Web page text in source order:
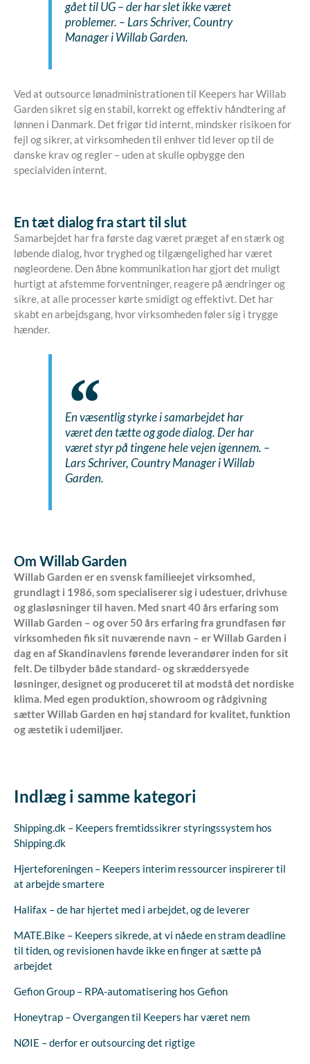
Indlæg i samme kategori
Shipping.dk – Keepers fremtidssikrer styringssystem hos
Shipping.dk
Hjerteforeningen – Keepers interim ressourcer inspirerer til
at arbejde smartere
Halifax – de har hjertet med i arbejdet, og de leverer
MATE.Bike – Keepers sikrede, at vi nåede en stram deadline
til tiden, og revisionen havde ikke en finger at sætte på
arbejdet
Gefion Group – RPA-automatisering hos Gefion
Honeytrap – Overgangen til Keepers har været nem
NØIE – derfor er outsourcing det rigtige
gået til UG – der har slet ikke været
problemer. – Lars Schriver, Country
Manager i Willab Garden.
Ved at outsource lønadministrationen til Keepers har Willab
Garden sikret sig en stabil, korrekt og effektiv håndtering af
lønnen i Danmark. Det frigør tid internt, mindsker risikoen for
fejl og sikrer, at virksomheden til enhver tid lever op til de
danske krav og regler – uden at skulle opbygge den
specialviden internt.
En tæt dialog fra start til slut
Samarbejdet har fra første dag været præget af en stærk og
løbende dialog, hvor tryghed og tilgængelighed har været
nøgleordene. Den åbne kommunikation har gjort det muligt
hurtigt at afstemme forventninger, reagere på ændringer og
sikre, at alle processer kørte smidigt og effektivt. Det har
skabt en arbejdsgang, hvor virksomheden føler sig i trygge
hænder.
En væsentlig styrke i samarbejdet har
været den tætte og gode dialog. Der har
været styr på tingene hele vejen igennem. –
Lars Schriver, Country Manager i Willab
Garden.
Om Willab Garden
Willab Garden er en svensk familieejet virksomhed,
grundlagt i 1986, som specialiserer sig i udestuer, drivhuse
og glasløsninger til haven. Med snart 40 års erfaring som
Willab Garden – og over 50 års erfaring fra grundfasen før
virksomheden fik sit nuværende navn – er Willab Garden i
dag en af Skandinaviens førende leverandører inden for sit
felt. De tilbyder både standard- og skræddersyede
løsninger, designet og produceret til at modstå det nordiske
klima. Med egen produktion, showroom og rådgivning
sætter Willab Garden en høj standard for kvalitet, funktion
og æstetik i udemiljøer.